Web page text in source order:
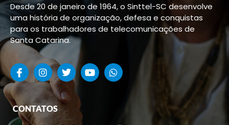
Desde 20 de janeiro de 1964, o Sinttel-SC desenvolve
uma história de organização, defesa e conquistas
para os trabalhadores de telecomunicações de
Santa Catarina.
CONTATOS